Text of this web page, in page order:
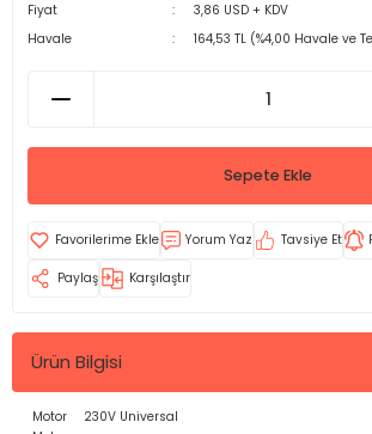
Fiyat
3,86 USD + KDV
Havale
164,53 TL (%4,00 Havale ve
Sepete Ekle
Yorum Yaz Tavsiye Et
Paylaş Karşılaştır
Ürün Bilgisi
Motor
230V Universal